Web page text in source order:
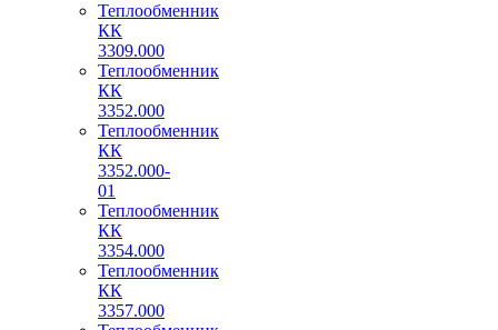
Теплообменник
КК
3309.000
Теплообменник
КК
3352.000
Теплообменник
КК
3352.000-
01
Теплообменник
КК
3354.000
Теплообменник
КК
3357.000